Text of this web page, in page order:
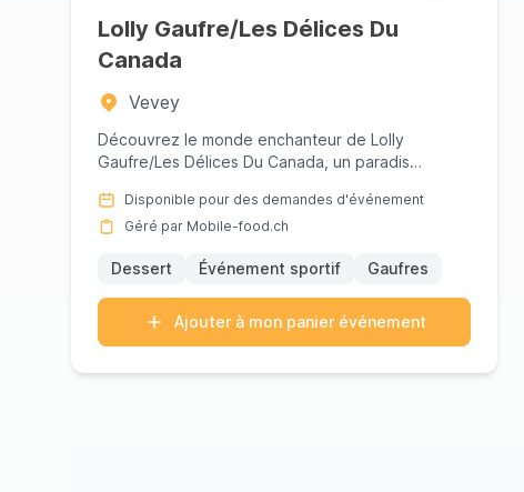
Lolly Gaufre/Les Délices Du
Canada
Vevey
Découvrez le monde enchanteur de Lolly
Gaufre/Les Délices Du Canada, un paradis
Disponible pour des demandes d'événement
Géré par Mobile-food.ch
Dessert Événement sportif Gaufres
Ajouter à mon panier événement